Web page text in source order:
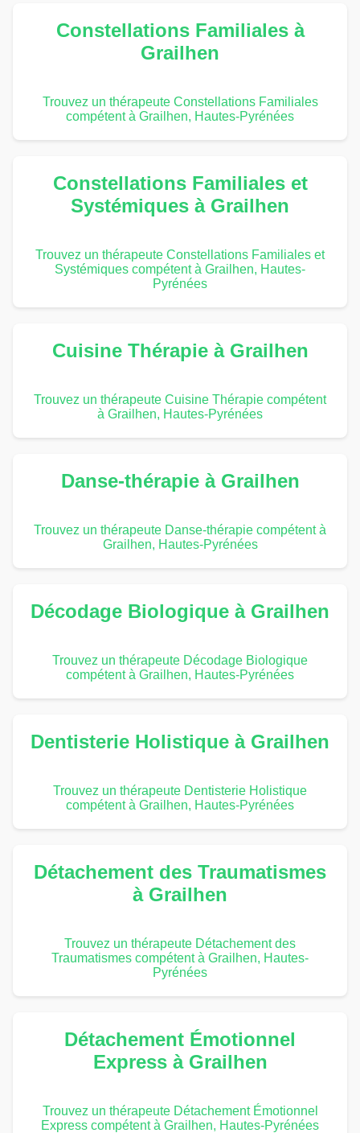
Constellations Familiales à
Grailhen
Trouvez un thérapeute Constellations Familiales
compétent à Grailhen, Hautes-Pyrénées
Constellations Familiales et
Systémiques à Grailhen
Trouvez un thérapeute Constellations Familiales et
Systémiques compétent à Grailhen, Hautes-
Pyrénées
Cuisine Thérapie à Grailhen
Trouvez un thérapeute Cuisine Thérapie compétent
à Grailhen, Hautes-Pyrénées
Danse-thérapie à Grailhen
Trouvez un thérapeute Danse-thérapie compétent à
Grailhen, Hautes-Pyrénées
Décodage Biologique à Grailhen
Trouvez un thérapeute Décodage Biologique
compétent à Grailhen, Hautes-Pyrénées
Dentisterie Holistique à Grailhen
Trouvez un thérapeute Dentisterie Holistique
compétent à Grailhen, Hautes-Pyrénées
Détachement des Traumatismes
à Grailhen
Trouvez un thérapeute Détachement des
Traumatismes compétent à Grailhen, Hautes-
Pyrénées
Détachement Émotionnel
Express à Grailhen
Trouvez un thérapeute Détachement Émotionnel
Express compétent à Grailhen, Hautes-Pyrénées